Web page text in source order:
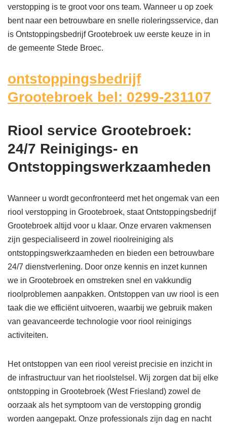
verstopping is te groot voor ons team. Wanneer u op zoek
bent naar een betrouwbare en snelle rioleringsservice, dan
is Ontstoppingsbedrijf Grootebroek uw eerste keuze in in
de gemeente Stede Broec.
ontstoppingsbedrijf
Grootebroek bel: 0299-231107
Riool service Grootebroek:
24/7 Reinigings- en
Ontstoppingswerkzaamheden
Wanneer u wordt geconfronteerd met het ongemak van een
riool verstopping in Grootebroek, staat Ontstoppingsbedrijf
Grootebroek altijd voor u klaar. Onze ervaren vakmensen
zijn gespecialiseerd in zowel rioolreiniging als
ontstoppingswerkzaamheden en bieden een betrouwbare
24/7 dienstverlening. Door onze kennis en inzet kunnen
we in Grootebroek en omstreken snel en vakkundig
rioolproblemen aanpakken. Ontstoppen van uw riool is een
taak die we efficiënt uitvoeren, waarbij we gebruik maken
van geavanceerde technologie voor riool reinigings
activiteiten.
Het ontstoppen van een riool vereist precisie en inzicht in
de infrastructuur van het rioolstelsel. Wij zorgen dat bij elke
ontstopping in Grootebroek (West Friesland) zowel de
oorzaak als het symptoom van de verstopping grondig
worden aangepakt. Onze professionals zijn dag en nacht